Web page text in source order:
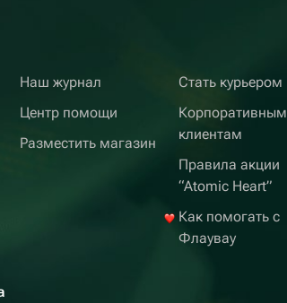
Наш журнал
Центр помощи
Разместить магазин
Стать курьером
Корпоративным
клиентам
Правила акции
“Atomic Heart”
Как помогать с
Флаувау